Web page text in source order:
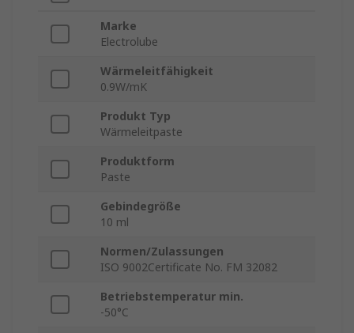
Marke
Electrolube
Wärmeleitfähigkeit
0.9W/mK
Produkt Typ
Wärmeleitpaste
Produktform
Paste
Gebindegröße
10 ml
Normen/Zulassungen
ISO 9002Certificate No. FM 32082
Betriebstemperatur min.
-50°C